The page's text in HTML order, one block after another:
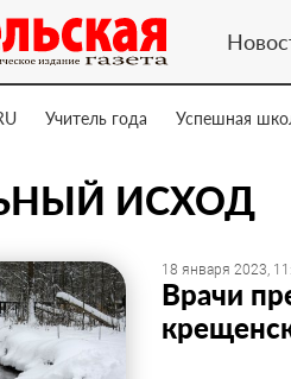
Учитель года Успешная
ИСХОД
18 января 2023,
Врачи